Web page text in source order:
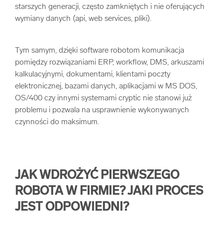
starszych generacji, często zamkniętych i nie oferujących
wymiany danych (api, web services, pliki).
Tym samym, dzięki software robotom komunikacja
pomiędzy rozwiązaniami ERP, workflow, DMS, arkuszami
kalkulacyjnymi, dokumentami, klientami poczty
elektronicznej, bazami danych, aplikacjami w MS DOS,
OS/400 czy innymi systemami cryptic nie stanowi już
problemu i pozwala na usprawnienie wykonywanych
czynności do maksimum.
JAK WDROŻYĆ PIERWSZEGO
ROBOTA W FIRMIE? JAKI PROCES
JEST ODPOWIEDNI?